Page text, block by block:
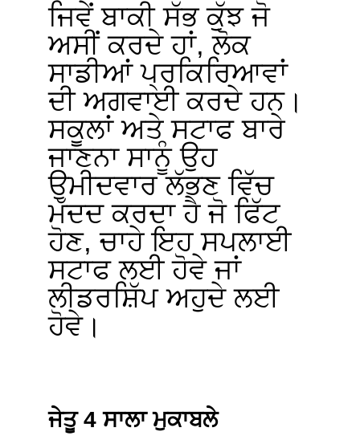
ਜਿਵੇਂ ਬਾਕੀ ਸੱਭ ਕੁੱਝ ਜੋ
ਅਸੀਂ ਕਰਦੇ ਹਾਂ, ਲੋਕ
ਸਾਡੀਆਂ ਪ੍ਰਕਿਰਿਆਵਾਂ
ਦੀ ਅਗਵਾਈ ਕਰਦੇ ਹਨ।
ਸਕੂਲਾਂ ਅਤੇ ਸਟਾਫ ਬਾਰੇ
ਜਾਣਨਾ ਸਾਨੂੰ ਉਹ
ਉਮੀਦਵਾਰ ਲੱਭਣ ਵਿੱਚ
ਮੱਦਦ ਕਰਦਾ ਹੈ ਜੋ ਫਿੱਟ
ਹੋਣ, ਚਾਹੇ ਇਹ ਸਪਲਾਈ
ਸਟਾਫ ਲਈ ਹੋਵੇ ਜਾਂ
ਲੀਡਰਸ਼ਿੱਪ ਅਹੁਦੇ ਲਈ
ਹੋਵੇ।
ਜੇਤੂ 4 ਸਾਲਾ ਮੁਕਾਬਲੇ